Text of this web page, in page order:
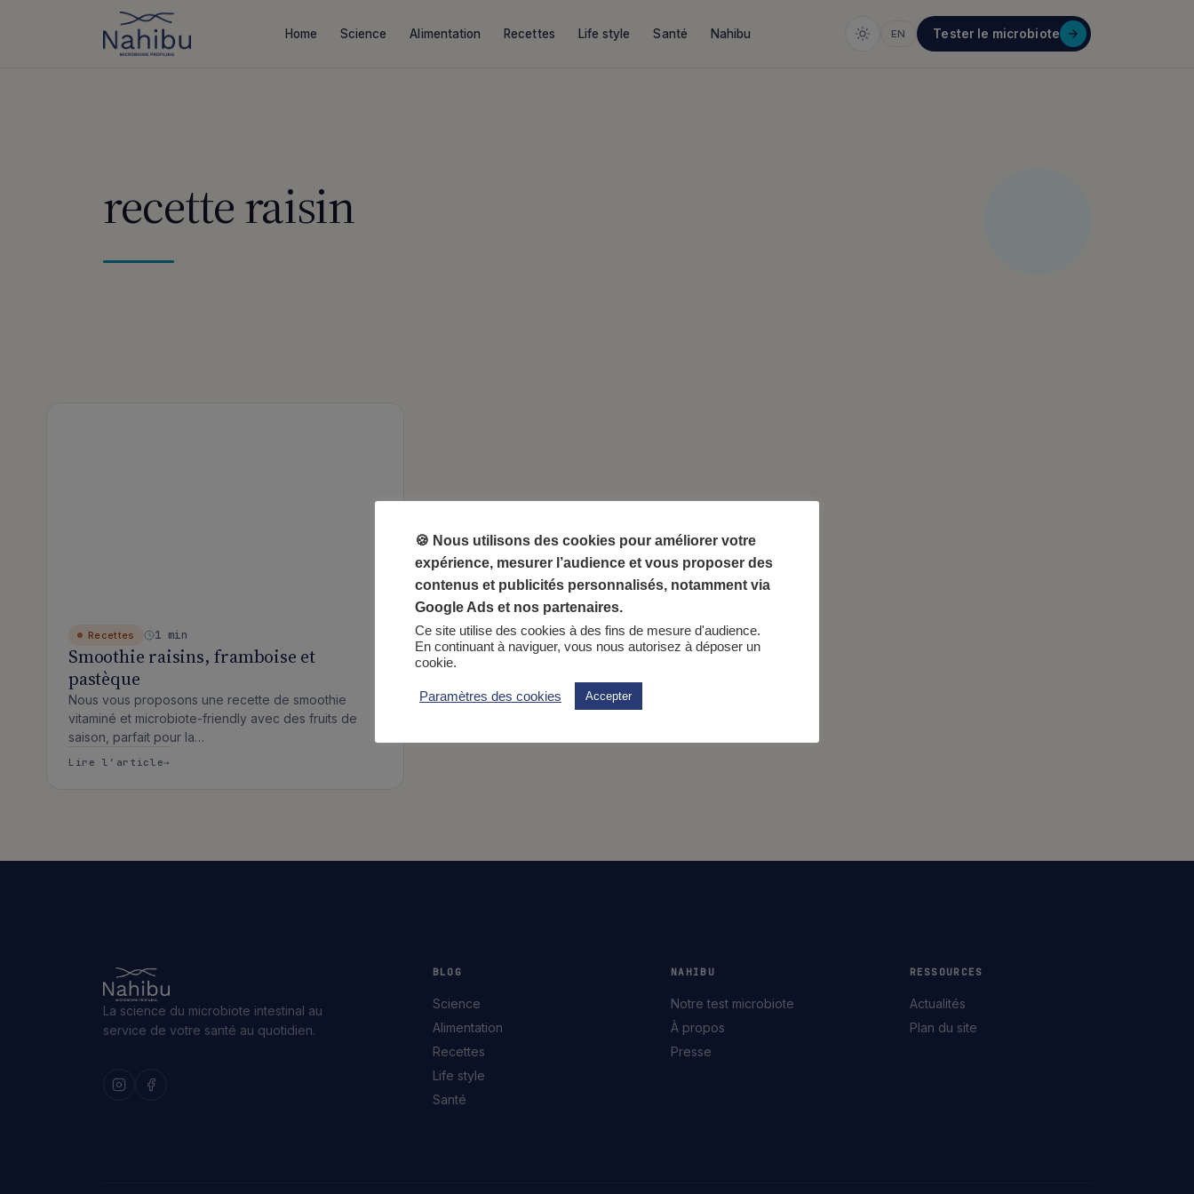
Home Science Alimentation Recettes Life style Santé Nahibu EN Tester le microbiote
recette raisin
Recettes 1 min
Smoothie raisins, framboise et
pastèque
Nous vous proposons une recette de smoothie
vitaminé et microbiote-friendly avec des fruits de
saison, parfait pour la…
Lire l’article: Smoothie raisins, framboise et pastèque
La science du microbiote intestinal au
service de votre santé au quotidien.
BLOG
Science
Alimentation
Recettes
Life style
Santé
NAHIBU
Notre test microbiote
À propos
Presse
RESSOURCES
Actualités
Plan du site
🍪 Nous utilisons des cookies pour améliorer votre
expérience, mesurer l’audience et vous proposer des
contenus et publicités personnalisés, notamment via
Google Ads et nos partenaires.
Ce site utilise des cookies à des fins de mesure d'audience.
En continuant à naviguer, vous nous autorisez à déposer un
cookie.
Paramètres des cookies Accepter